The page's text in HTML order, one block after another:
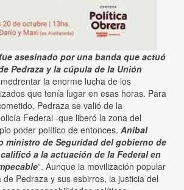
asesinado por una banda que actuó
Pedraza y la cúpula de la Unión
la enorme lucha de los
que tenía lugar en esas horas. Para
Pedraza se valió de la
Federal -que liberó la zona del
poder político de entonces. Aníbal
ministro de Seguridad del gobierno de
a la actuación de la Federal en
”. Aunque la movilización popular
Pedraza y sus esbirros, la justicia del